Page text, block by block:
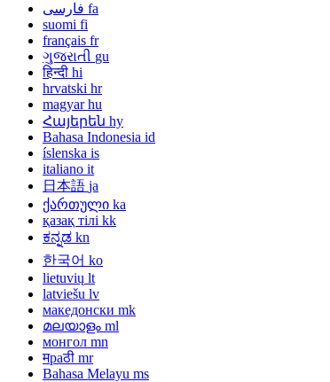
فارسی fa
suomi fi
français fr
ગુજરાતી gu
हिन्दी hi
hrvatski hr
magyar hu
Հայերեն hy
Bahasa Indonesia id
íslenska is
italiano it
日本語 ja
ქართული ka
қазақ тілі kk
ಕನ್ನಡ kn
한국어 ko
lietuvių lt
latviešu lv
македонски mk
മലയാളം ml
монгол mn
मраठी mr
Bahasa Melayu ms